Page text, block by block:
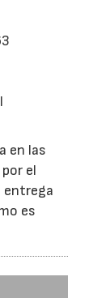
en las
el
entrega
es